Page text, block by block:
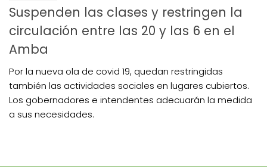
Suspenden las clases y restringen la
circulación entre las 20 y las 6 en el
Amba
Por la nueva ola de covid 19, quedan restringidas
también las actividades sociales en lugares cubiertos.
Los gobernadores e intendentes adecuarán la medida
a sus necesidades.